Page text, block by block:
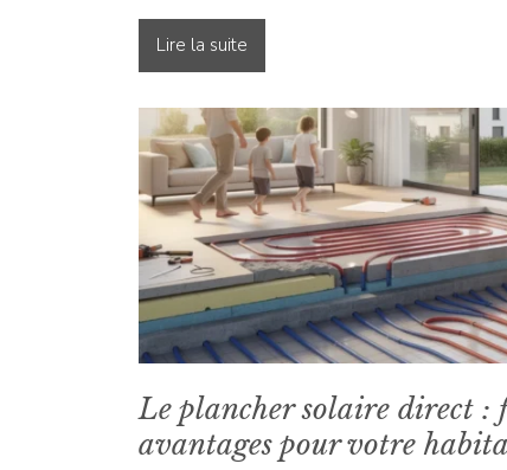
Lire la suite
Le plancher solaire direct :
avantages pour votre